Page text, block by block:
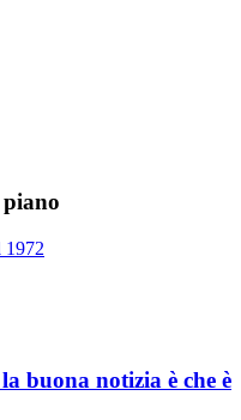
buona notizia è che è